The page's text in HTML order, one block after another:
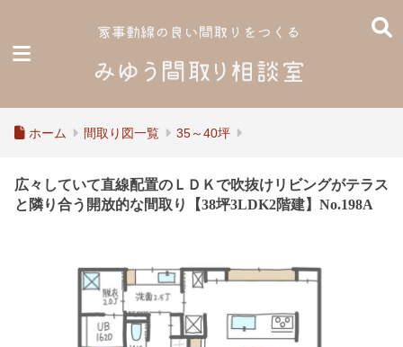
ホーム 間取り図一覧 35～40坪
広々していて直線配置のＬＤＫで吹抜けリビングがテラス
と隣り合う開放的な間取り【38坪3LDK2階建】No.198A